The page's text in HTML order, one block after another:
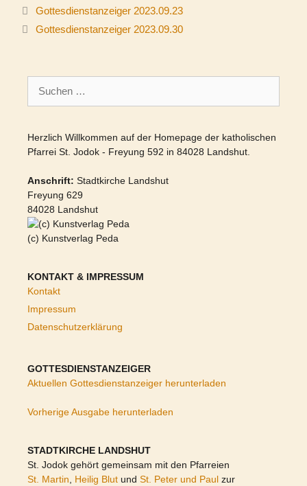
Gottesdienstanzeiger 2023.09.23
Gottesdienstanzeiger 2023.09.30
nach:
Herzlich Willkommen auf der Homepage der katholischen
Pfarrei St. Jodok - Freyung 592 in 84028 Landshut.
Anschrift: Stadtkirche Landshut
Freyung 629
84028 Landshut
(c) Kunstverlag Peda
KONTAKT & IMPRESSUM
Kontakt
Impressum
Datenschutzerklärung
GOTTESDIENSTANZEIGER
Aktuellen Gottesdienstanzeiger herunterladen
Vorherige Ausgabe herunterladen
STADTKIRCHE LANDSHUT
St. Jodok gehört gemeinsam mit den Pfarreien
St. Martin
Heilig Blut und St. Peter und Paul zur